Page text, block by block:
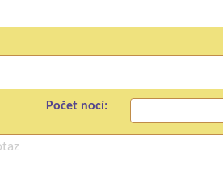
Počet nocí: